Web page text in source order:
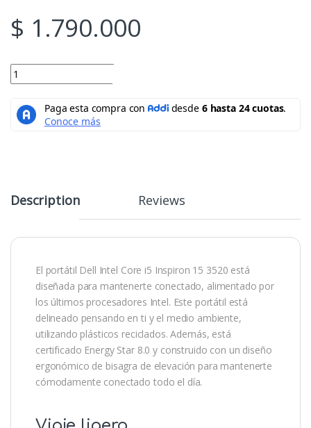
$ 1.790.000
COMPUTADOR PORTATIL - DELL INSPIRON 15 3520 - INTEL
Description Reviews
El portátil Dell Intel Core i5 Inspiron 15 3520 está
diseñada para mantenerte conectado, alimentado por
los últimos procesadores Intel. Este portátil está
delineado pensando en ti y el medio ambiente,
utilizando plásticos reciclados. Además, está
certificado Energy Star 8.0 y construido con un diseño
ergonómico de bisagra de elevación para mantenerte
cómodamente conectado todo el día.